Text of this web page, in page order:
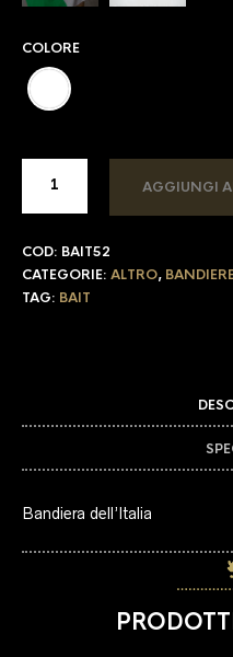
COLORE
AGGIUNGI
COD: BAIT52
CATEGORIE: ALTRO,
TAG: BAIT
Bandiera dell’Italia